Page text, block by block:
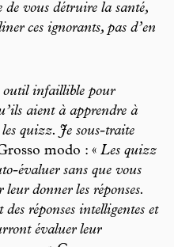
de vous détruire la santé,
ces ignorants, pas d’en
outil infaillible pour
aient à apprendre à
quizz. Je sous-traite
modo : « Les quizz
évaluer sans que vous
donner les réponses.
réponses intelligentes et
évaluer leur